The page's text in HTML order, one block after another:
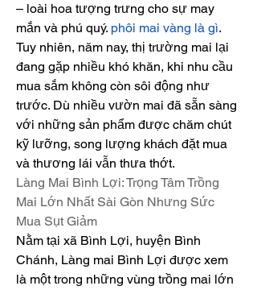
– loài hoa tượng trưng cho sự may
mắn và phú quý. phôi mai vàng là gì.
Tuy nhiên, năm nay, thị trường mai lại
đang gặp nhiều khó khăn, khi nhu cầu
mua sắm không còn sôi động như
trước. Dù nhiều vườn mai đã sẵn sàng
với những sản phẩm được chăm chút
kỹ lưỡng, song lượng khách đặt mua
và thương lái vẫn thưa thớt.
Làng Mai Bình Lợi: Trọng Tâm Trồng
Mai Lớn Nhất Sài Gòn Nhưng Sức
Mua Sụt Giảm
Nằm tại xã Bình Lợi, huyện Bình
Chánh, Làng mai Bình Lợi được xem
là một trong những vùng trồng mai lớn